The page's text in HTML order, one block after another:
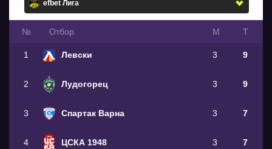
№ Oтбор М Т
1 Левски 3 9
2 Лудогорец 3 9
3 Спартак Варна 3 7
4 ЦСКА 1948 3 7